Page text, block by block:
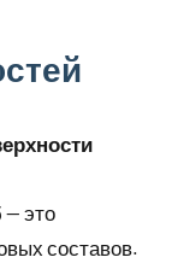
— это
составов.